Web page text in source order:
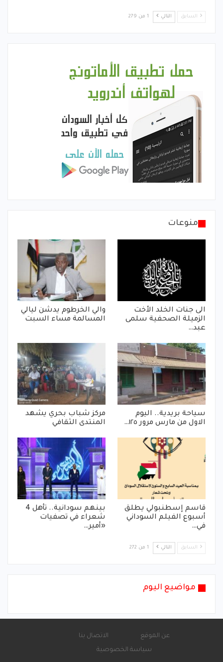
السابق التالي 1 من 279
منوعات
الى جنات الخلد الأخت
الزميلة الصحفية سلمى
عبد…
والي الخرطوم يدشن ليالي
المسالمة مساء السبت
سياحة بريدية.. اليوم
الاول من مارس مرور ١٢٥…
مركز شباب بحري يشهد
المنتدى الثقافي
قاسم إسطنبولي يطلق
أسبوع الفيلم السوداني
في…
بينهم سودانية.. تأهل 4
شعراء في تصفيات
«أمير…
السابق التالي 1 من 272
مواضيع اليوم
عن الموقع
الاتصال بنا
سياسة الخصوصية